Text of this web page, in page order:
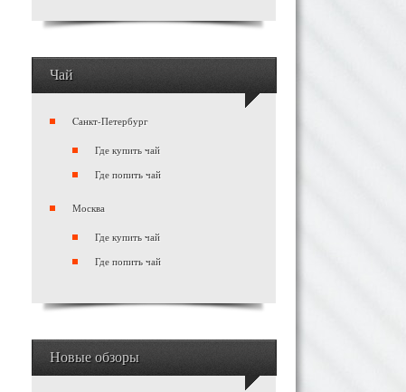
Чай
Cанкт-Петербург
Где купить чай
Где попить чай
Москва
Где купить чай
Где попить чай
Новые обзоры